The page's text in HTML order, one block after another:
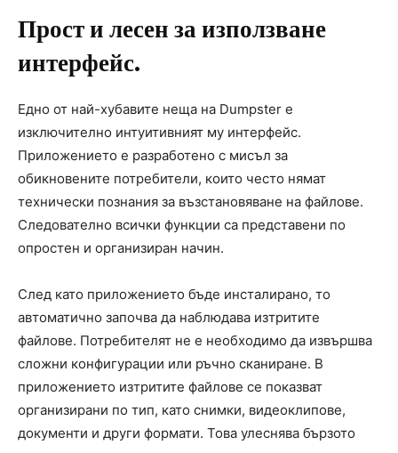
Прост и лесен за използване
интерфейс.
Едно от най-хубавите неща на Dumpster е
изключително интуитивният му интерфейс.
Приложението е разработено с мисъл за
обикновените потребители, които често нямат
технически познания за възстановяване на файлове.
Следователно всички функции са представени по
опростен и организиран начин.
След като приложението бъде инсталирано, то
автоматично започва да наблюдава изтритите
файлове. Потребителят не е необходимо да извършва
сложни конфигурации или ръчно сканиране. В
приложението изтритите файлове се показват
организирани по тип, като снимки, видеоклипове,
документи и други формати. Това улеснява бързото